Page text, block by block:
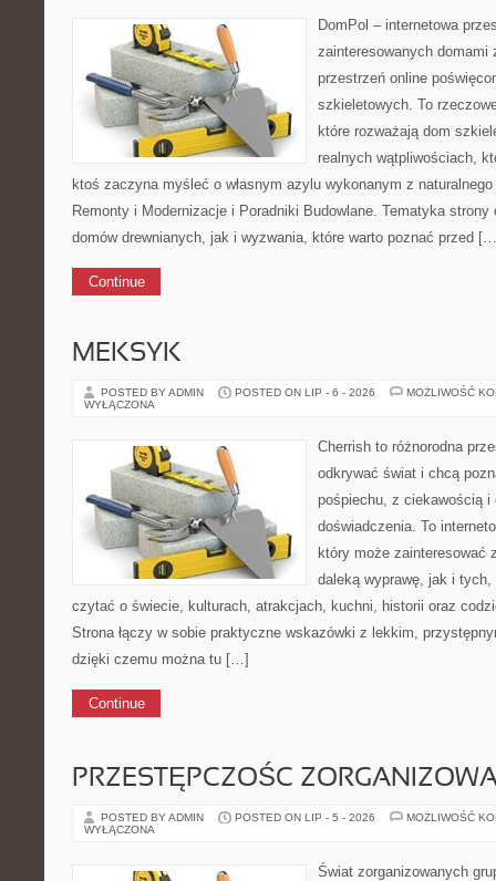
DomPol – internetowa
zainteresowanych domami
przestrzeń online
szkieletowych. To
które rozważają dom
realnych wątpliwościach,
ktoś zaczyna myśleć o własnym azylu wykonanym z
Remonty i Modernizacje i Poradniki Budowlane. Tematyka strony
domów drewnianych, jak i wyzwania, które warto poznać przed
Continue
MEKSYK
POSTED BY ADMIN POSTED ON LIP - 6 - 2026
MOŻLIWOŚĆ
WYŁĄCZONA
Cherrish to różnorodna
odkrywać świat i chcą
pośpiechu, z ciekawością i
doświadczenia. To
który może zainteresować
daleką wyprawę, jak i
czytać o świecie, kulturach, atrakcjach, kuchni, historii oraz
Strona łączy w sobie praktyczne wskazówki z lekkim,
dzięki czemu można tu […]
Continue
PRZESTĘPCZOŚC
POSTED BY ADMIN POSTED ON LIP - 5 - 2026
MOŻLIWOŚĆ
WYŁĄCZONA
Świat zorganizowanych